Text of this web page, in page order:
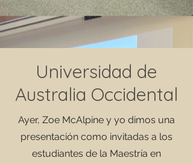
Universidad de
Australia Occidental
Ayer, Zoe McAlpine y yo dimos una
presentación como invitadas a los
estudiantes de la Maestría en